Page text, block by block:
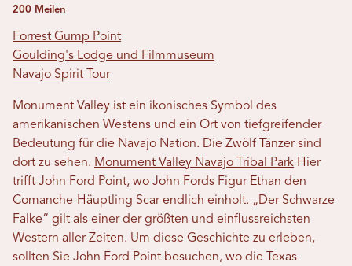
200 Meilen
Forrest Gump Point
Goulding's Lodge und Filmmuseum
Navajo Spirit Tour
Monument Valley ist ein ikonisches Symbol des
amerikanischen Westens und ein Ort von tiefgreifender
Bedeutung für die Navajo Nation. Die Zwölf Tänzer sind
dort zu sehen. Monument Valley Navajo Tribal Park Hier
trifft John Ford Point, wo John Fords Figur Ethan den
Comanche-Häuptling Scar endlich einholt. „Der Schwarze
Falke“ gilt als einer der größten und einflussreichsten
Western aller Zeiten. Um diese Geschichte zu erleben,
sollten Sie John Ford Point besuchen, wo die Texas